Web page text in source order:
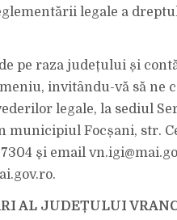
legale a
pe raza județului și
invitându-vă să ne
legale, la sediul
Focșani, str.
şi email
AL JUDEȚULUI